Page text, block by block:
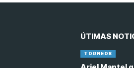
ÚTIMAS
TORNEOS